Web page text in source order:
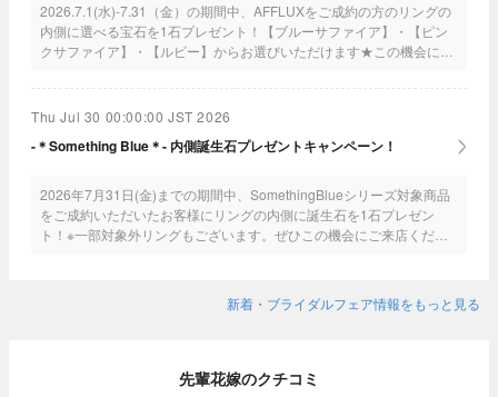
2026.7.1(水)-7.31（金）の期間中、AFFLUXをご成約の方のリングの
内側に選べる宝石を1石プレゼント！【ブルーサファイア】・【ピン
クサファイア】・【ルビー】からお選びいただけます★この機会にぜ
Thu Jul 30 00:00:00 JST 2026
-＊Something Blue＊- 内側誕生石プレゼントキャンペーン！
2026年7月31日(金)までの期間中、SomethingBlueシリーズ対象商品
をご成約いただいたお客様にリングの内側に誕生石を1石プレゼン
ト！※一部対象外リングもございます。ぜひこの機会にご来店くださ
新着・ブライダルフェア情報をもっと見る
先輩花嫁のクチコミ